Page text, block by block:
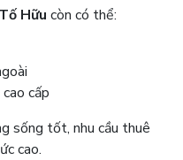
Hữu còn có thể:
cấp
sống tốt, nhu cầu thuê
cao.